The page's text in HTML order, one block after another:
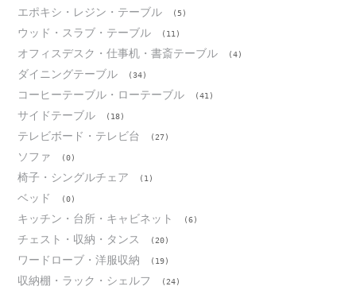
エポキシ・レジン・テーブル (5)
ウッド・スラブ・テーブル (11)
オフィスデスク・仕事机・書斎テーブル (4)
ダイニングテーブル (34)
コーヒーテーブル・ローテーブル (41)
サイドテーブル (18)
テレビボード・テレビ台 (27)
ソファ (0)
椅子・シングルチェア (1)
ベッド (0)
キッチン・台所・キャビネット (6)
チェスト・収納・タンス (20)
ワードローブ・洋服収納 (19)
収納棚・ラック・シェルフ (24)